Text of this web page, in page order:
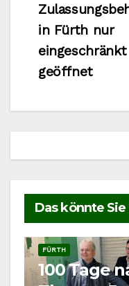
in Fürth nur
eingeschränkt
geöffnet
Das könnte
FÜRTH
100 Tage